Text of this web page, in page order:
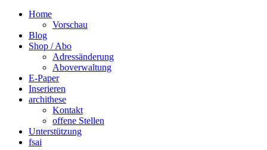
Home
Vorschau
Blog
Shop / Abo
Adressänderung
Aboverwaltung
E-Paper
Inserieren
archithese
Kontakt
offene Stellen
Unterstützung
fsai